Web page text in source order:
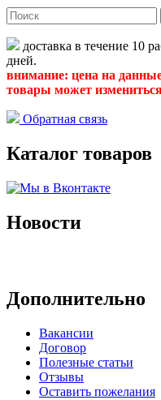
доставка в течение 10
дней.
внимание: цена на
товары может
Обратная связь
Каталог товаров
Новости
Дополнительно
Вакансии
Договор
Полезные статьи
Отзывы
Оставить пожелания